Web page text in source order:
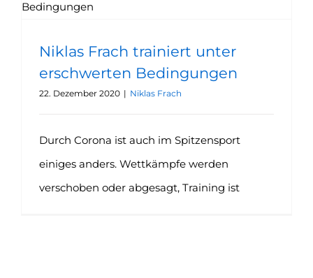
Niklas Frach trainiert unter
erschwerten Bedingungen
22. Dezember 2020 | Niklas Frach
Durch Corona ist auch im Spitzensport
einiges anders. Wettkämpfe werden
verschoben oder abgesagt, Training ist